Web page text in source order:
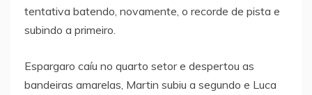
tentativa batendo, novamente, o recorde de pista e
subindo a primeiro.
Espargaro caíu no quarto setor e despertou as
bandeiras amarelas, Martin subiu a segundo e Luca